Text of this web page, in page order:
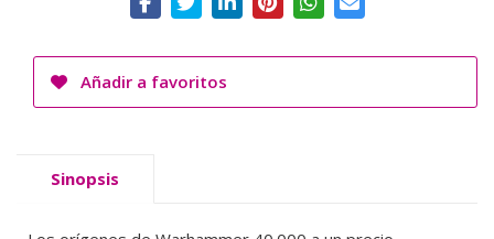
Añadir a favoritos
Sinopsis